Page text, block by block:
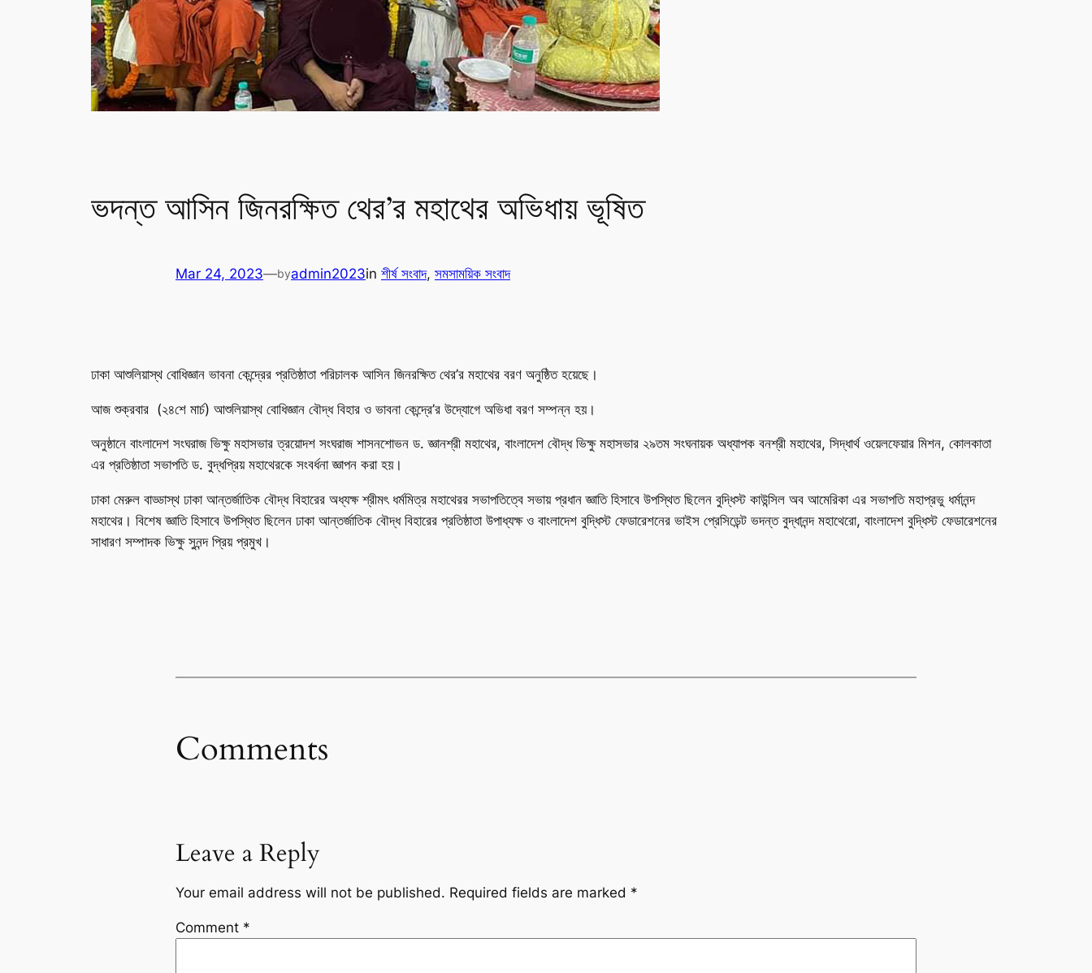
ভদন্ত আসিন জিনরক্ষিত থের’র মহাথের অভিধায় ভূষিত
Mar 24, 2023—byadmin2023in শীর্ষ সংবাদ, সমসাময়িক সংবাদ
ঢাকা আশুলিয়াস্থ বোধিজ্ঞান ভাবনা কেন্দ্রের প্রতিষ্ঠাতা পরিচালক আসিন জিনরক্ষিত থের’র মহাথের বরণ অনুষ্ঠিত হয়েছে।
আজ শুক্রবার (২৪শে মার্চ) আশুলিয়াস্থ বোধিজ্ঞান বৌদ্ধ বিহার ও ভাবনা কেন্দ্রে’র উদ্যোগে অভিধা বরণ সম্পন্ন হয়।
অনুষ্ঠানে বাংলাদেশ সংঘরাজ ভিক্ষু মহাসভার ত্রয়োদশ সংঘরাজ শাসনশোভন ড. জ্ঞানশ্রী মহাথের, বাংলাদেশ বৌদ্ধ ভিক্ষু মহাসভার ২৯তম সংঘনায়ক অধ্যাপক বনশ্রী মহাথের, সিদ্ধার্থ ওয়েলফেয়ার মিশন, কোলকাতা
এর প্রতিষ্ঠাতা সভাপতি ড. বুদ্ধপ্রিয় মহাথেরকে সংবর্ধনা জ্ঞাপন করা হয়।
ঢাকা মেরুল বাড্ডাস্থ ঢাকা আন্তর্জাতিক বৌদ্ধ বিহারের অধ্যক্ষ শ্রীমৎ ধর্মমিত্র মহাথেরর সভাপতিত্বে সভায় প্রধান জ্ঞাতি হিসাবে উপস্থিত ছিলেন বুদ্ধিস্ট কাউন্সিল অব আমেরিকা এর সভাপতি মহাপ্রভু ধর্মানন্দ
মহাথের। বিশেষ জ্ঞাতি হিসাবে উপস্থিত ছিলেন ঢাকা আন্তর্জাতিক বৌদ্ধ বিহারের প্রতিষ্ঠাতা উপাধ্যক্ষ ও বাংলাদেশ বুদ্ধিস্ট ফেডারেশনের ভাইস প্রেসিডেন্ট ভদন্ত বুদ্ধানন্দ মহাথেরো, বাংলাদেশ বুদ্ধিস্ট ফেডারেশনের
সাধারণ সম্পাদক ভিক্ষু সুনন্দ প্রিয় প্রমুখ।
Comments
Leave a Reply
Your email address will not be published. Required fields are marked *
Comment *